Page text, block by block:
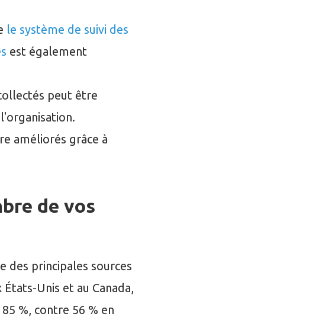
le système de suivi des
est également
peut être
améliorés grâce à
de vos
des principales sources
Unis et au Canada,
%, contre 56 % en